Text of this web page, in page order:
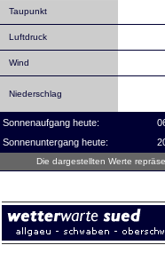
Taupunkt
Luftdruck
Wind
Niederschlag
Sonnenaufgang heute:
Sonnenuntergang heute:
Die dargestellten Werte